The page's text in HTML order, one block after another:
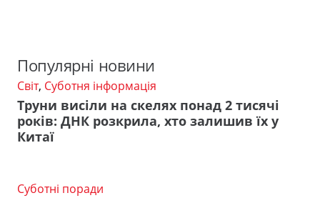
Популярні новини
Світ, Суботня інформація
Труни висіли на скелях понад 2 тисячі
років: ДНК розкрила, хто залишив їх у
Китаї
Суботні поради